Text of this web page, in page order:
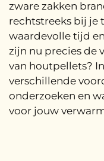
zware zakken
rechtstreeks bij je
waardevolle tijd
zijn nu precies de
van houtpellets?
verschillende
onderzoeken en
voor jouw